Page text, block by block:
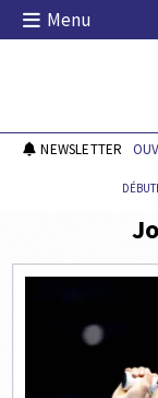
Skip
Menu
Echecs &
NEWSLETTER